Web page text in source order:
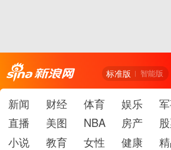
标准版 智能版
新闻 财经 体育 娱乐
直播
美图 NBA 房产
小说
教育 女性 健康